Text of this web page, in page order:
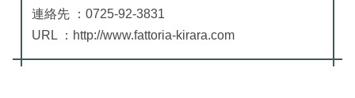
連絡先 ：0725-92-3831
URL ：http://www.fattoria-kirara.com